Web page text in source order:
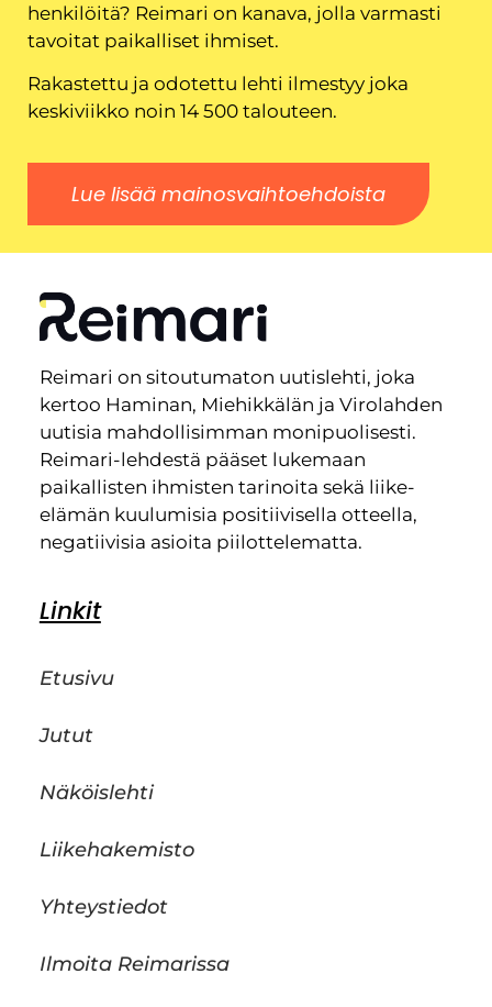
henkilöitä? Reimari on kanava, jolla varmasti
tavoitat paikalliset ihmiset.
Rakastettu ja odotettu lehti ilmestyy joka
keskiviikko noin 14 500 talouteen.
Lue lisää mainosvaihtoehdoista
Reimari on sitoutumaton uutislehti, joka
kertoo Haminan, Miehikkälän ja Virolahden
uutisia mahdollisimman monipuolisesti.
Reimari-lehdestä pääset lukemaan
paikallisten ihmisten tarinoita sekä liike-
elämän kuulumisia positiivisella otteella,
negatiivisia asioita piilottelematta.
Linkit
Etusivu
Jutut
Näköislehti
Liikehakemisto
Yhteystiedot
Ilmoita Reimarissa